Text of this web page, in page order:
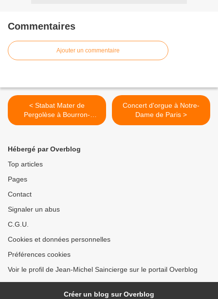
Commentaires
Ajouter un commentaire
< Stabat Mater de
Pergolèse à Bourron-
Marlotte
Concert d'orgue à Notre-
Dame de Paris >
Hébergé par Overblog
Top articles
Pages
Contact
Signaler un abus
C.G.U.
Cookies et données personnelles
Préférences cookies
Voir le profil de Jean-Michel Saincierge sur le portail Overblog
Créer un blog sur Overblog